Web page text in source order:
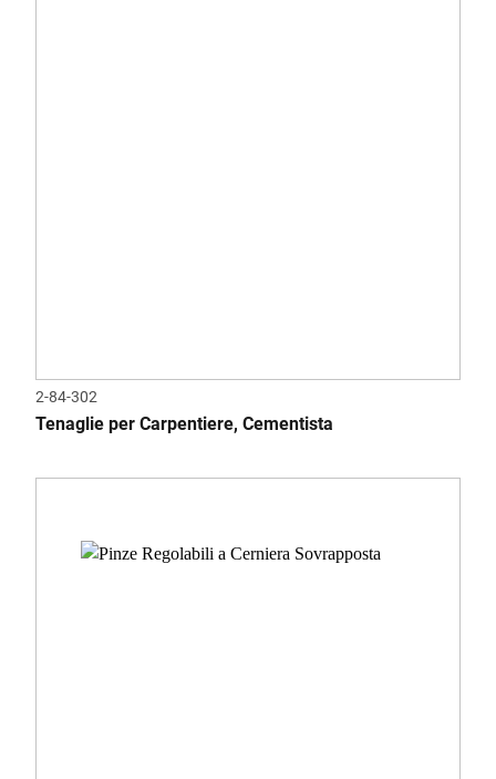
2-84-302
Tenaglie per Carpentiere, Cementista